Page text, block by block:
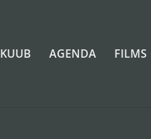
KUUB AGENDA FILMS